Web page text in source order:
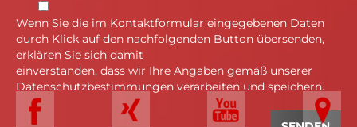
Wenn Sie die im Kontaktformular eingegebenen Daten
durch Klick auf den nachfolgenden Button übersenden,
erklären Sie sich damit
einverstanden, dass wir Ihre Angaben gemäß unserer
Datenschutzbestimmungen verarbeiten und speichern.